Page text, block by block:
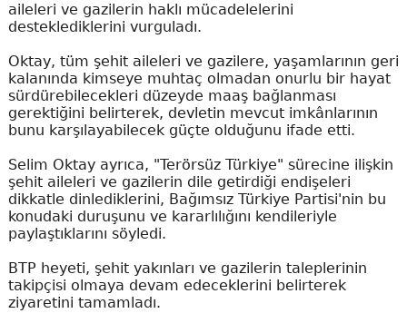
aileleri ve gazilerin haklı mücadelelerini
desteklediklerini vurguladı.
Oktay, tüm şehit aileleri ve gazilere, yaşamlarının geri
kalanında kimseye muhtaç olmadan onurlu bir hayat
sürdürebilecekleri düzeyde maaş bağlanması
gerektiğini belirterek, devletin mevcut imkânlarının
bunu karşılayabilecek güçte olduğunu ifade etti.
Selim Oktay ayrıca, "Terörsüz Türkiye" sürecine ilişkin
şehit aileleri ve gazilerin dile getirdiği endişeleri
dikkatle dinlediklerini, Bağımsız Türkiye Partisi'nin bu
konudaki duruşunu ve kararlılığını kendileriyle
paylaştıklarını söyledi.
BTP heyeti, şehit yakınları ve gazilerin taleplerinin
takipçisi olmaya devam edeceklerini belirterek
ziyaretini tamamladı.